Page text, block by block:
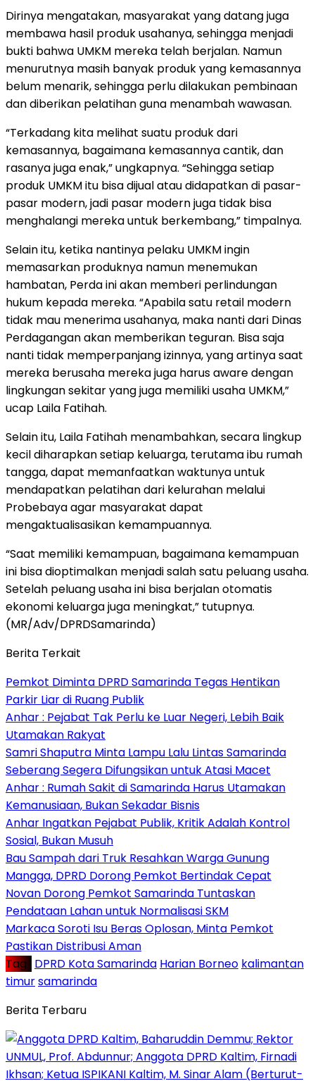
Dirinya mengatakan, masyarakat yang datang juga
membawa hasil produk usahanya, sehingga menjadi
bukti bahwa UMKM mereka telah berjalan. Namun
menurutnya masih banyak produk yang kemasannya
belum menarik, sehingga perlu dilakukan pembinaan
dan diberikan pelatihan guna menambah wawasan.
“Terkadang kita melihat suatu produk dari
kemasannya, bagaimana kemasannya cantik, dan
rasanya juga enak,” ungkapnya. “Sehingga setiap
produk UMKM itu bisa dijual atau didapatkan di pasar-
pasar modern, jadi pasar modern juga tidak bisa
menghalangi mereka untuk berkembang,” timpalnya.
Selain itu, ketika nantinya pelaku UMKM ingin
memasarkan produknya namun menemukan
hambatan, Perda ini akan memberi perlindungan
hukum kepada mereka. “Apabila satu retail modern
tidak mau menerima usahanya, maka nanti dari Dinas
Perdagangan akan memberikan teguran. Bisa saja
nanti tidak memperpanjang izinnya, yang artinya saat
mereka berusaha mereka juga harus aware dengan
lingkungan sekitar yang juga memiliki usaha UMKM,”
ucap Laila Fatihah.
Selain itu, Laila Fatihah menambahkan, secara lingkup
kecil diharapkan setiap keluarga, terutama ibu rumah
tangga, dapat memanfaatkan waktunya untuk
mendapatkan pelatihan dari kelurahan melalui
Probebaya agar masyarakat dapat
mengaktualisasikan kemampuannya.
“Saat memiliki kemampuan, bagaimana kemampuan
ini bisa dioptimalkan menjadi salah satu peluang usaha.
Setelah peluang usaha ini bisa berjalan otomatis
ekonomi keluarga juga meningkat,” tutupnya.
(MR/Adv/DPRDSamarinda)
Berita Terkait
Pemkot Diminta DPRD Samarinda Tegas Hentikan
Parkir Liar di Ruang Publik
Anhar : Pejabat Tak Perlu ke Luar Negeri, Lebih Baik
Utamakan Rakyat
Samri Shaputra Minta Lampu Lalu Lintas Samarinda
Seberang Segera Difungsikan untuk Atasi Macet
Anhar : Rumah Sakit di Samarinda Harus Utamakan
Kemanusiaan, Bukan Sekadar Bisnis
Anhar Ingatkan Pejabat Publik, Kritik Adalah Kontrol
Sosial, Bukan Musuh
Bau Sampah dari Truk Resahkan Warga Gunung
Mangga, DPRD Dorong Pemkot Bertindak Cepat
Novan Dorong Pemkot Samarinda Tuntaskan
Pendataan Lahan untuk Normalisasi SKM
Markaca Soroti Isu Beras Oplosan, Minta Pemkot
Pastikan Distribusi Aman
Tag : DPRD Kota Samarinda Harian Borneo kalimantan
timursamarinda
Berita Terbaru